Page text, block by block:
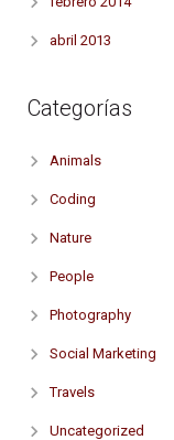
abril 2013
Categorías
Animals
Coding
Nature
People
Photography
Social Marketing
Travels
Uncategorized